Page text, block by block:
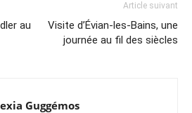
au
Article suivant
Visite d’Évian-les-Bains, une
journée au fil des siècles
Guggémos